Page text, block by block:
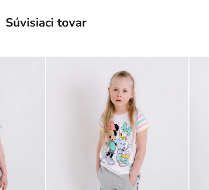
Súvisiaci tovar